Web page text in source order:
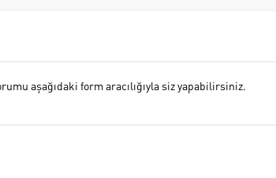
aşağıdaki form aracılığıyla siz yapabilirsiniz.